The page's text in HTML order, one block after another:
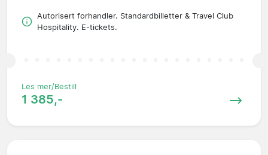
Autorisert forhandler. Standardbilletter & Travel Club
Hospitality. E-tickets.
Les mer/Bestill
1 385,-